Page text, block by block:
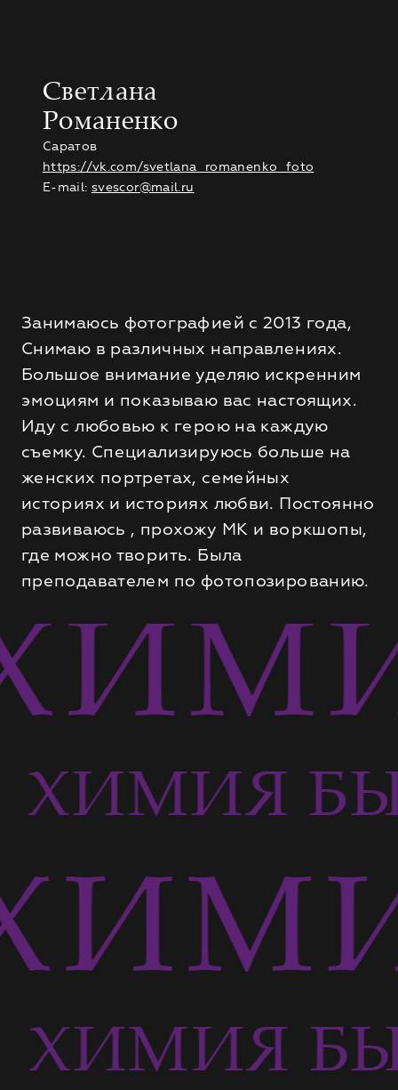
Светлана
Романенко
Саратов
https://vk.com/svetlana_romanenko_foto
E-mail: svescor@mail.ru
Занимаюсь фотографией с 2013 года,
Снимаю в различных направлениях.
Большое внимание уделяю искренним
эмоциям и показываю вас настоящих.
Иду с любовью к герою на каждую
съемку. Специализируюсь больше на
женских портретах, семейных
историях и историях любви. Постоянно
развиваюсь , прохожу МК и воркшопы,
где можно творить. Была
преподавателем по фотопозированию.
ХИМИЯ
ХИМИЯ